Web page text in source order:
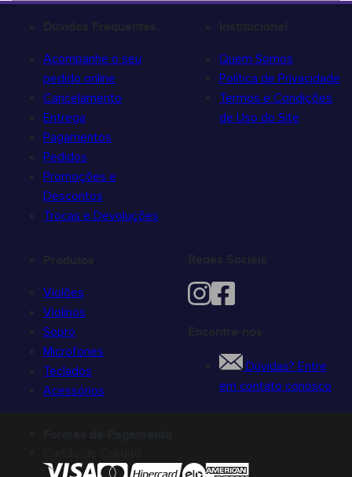
Acompanhe o seu
pedido online
Cancelamento
Entrega
Pagamentos
Pedidos
Promoções e
Descontos
Trocas e Devoluções
Quem Somos
Política de Privacidade
Termos e Condições
de Uso do Site
Violões
Violinos
Sopro
Microfones
Teclados
Acessórios
Dúvidas? Entre
em contato conosco